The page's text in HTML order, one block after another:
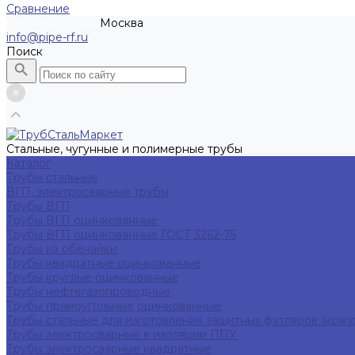
Сравнение
Москва
info@pipe-rf.ru
Поиск
Стальные, чугунные и полимерные трубы
Каталог
Трубы стальные
ВГП, электросварные трубы
Трубы ВГП
Трубы ВГП оцинкованные
Трубы ВГП оцинкованные ГОСТ 3262-75
Трубы из обечайки
Трубы квадратные оцинкованные
Трубы круглые оцинкованные
Трубы нефтегазопроводные
Трубы прямоугольные оцинкованные
Трубы стальные для изготовления защитных футляров
Трубы электросварные в изоляции ППУ
Трубы электросварные квадратные